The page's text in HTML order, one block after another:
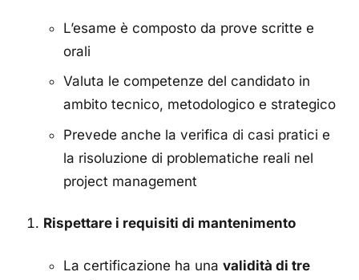
L’esame è composto da prove scritte e
orali
Valuta le competenze del candidato in
ambito tecnico, metodologico e strategico
Prevede anche la verifica di casi pratici e
la risoluzione di problematiche reali nel
project management
Rispettare i requisiti di mantenimento
La certificazione ha una validità di tre